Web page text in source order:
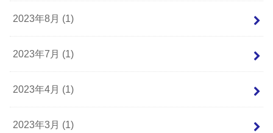
2023年8月 (1)
2023年7月 (1)
2023年4月 (1)
2023年3月 (1)